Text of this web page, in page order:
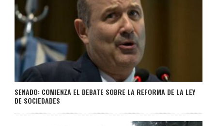
SENADO: COMIENZA EL DEBATE SOBRE LA REFORMA DE LA LEY
DE SOCIEDADES